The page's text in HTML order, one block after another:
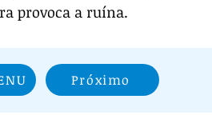
provoca a ruína.
Próximo